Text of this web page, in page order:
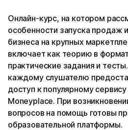
Онлайн-курс, на котором
особенности запуска продаж
бизнеса на крупных
включает как теорию в
практические задания и
каждому слушателю
доступ к популярному сервису
Moneyplace. При
вопросов на помощь готовы
образовательной платформы.